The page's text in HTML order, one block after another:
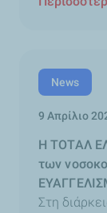
News
9 Απρίλιο
H ΤΟΤΑΛ
των
Στη